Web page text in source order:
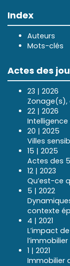
Index
Auteurs
Mots-clés
Actes des
23 | 2026
Zonage(s),
22 | 2026
20 | 2025
Villes
15 | 2025
Actes des
12 | 2023
Qu’est-ce
5 | 2022
contexte
4 | 2021
L’impact
l’immobilier
1 | 2021
Immobilier